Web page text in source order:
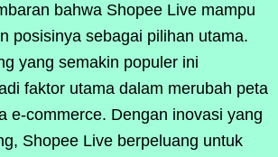
bahwa Shopee Live mampu
posisinya sebagai pilihan utama.
yang semakin populer ini
faktor utama dalam merubah peta
e-commerce. Dengan inovasi yang
Shopee Live berpeluang untuk